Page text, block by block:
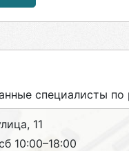
специалисты по
11
10:00–18:00